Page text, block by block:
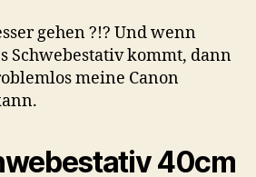
gehen ?!? Und wenn
Schwebestativ kommt, dann
meine Canon
40cm